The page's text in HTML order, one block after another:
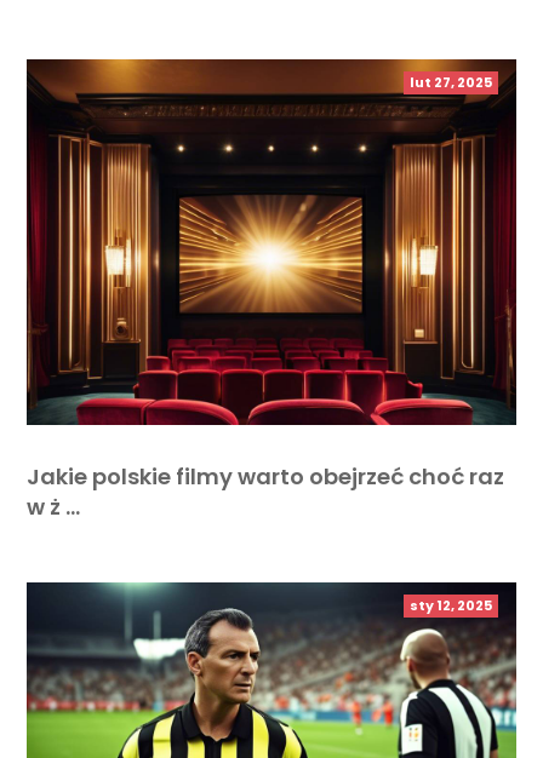
lut 27, 2025
Jakie polskie filmy warto obejrzeć choć raz
w ż …
sty 12, 2025